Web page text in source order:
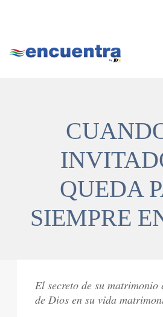
QUEDA
SIEMPRE
El secreto de su matrimonio
de Dios en su vida